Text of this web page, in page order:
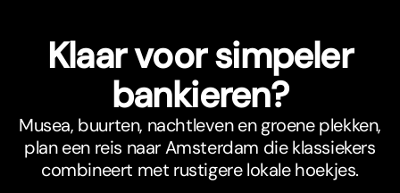
Klaar voor simpeler
bankieren?
Musea, buurten, nachtleven en groene plekken,
plan een reis naar Amsterdam die klassiekers
combineert met rustigere lokale hoekjes.